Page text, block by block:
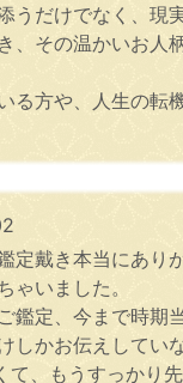
うだけでなく、
、その温かいお人
る方や、人生の
定戴き本当にあり
ゃいました。
鑑定、今まで時期
しかお伝えしてい
、もうすっかり